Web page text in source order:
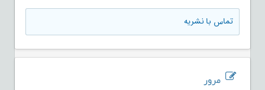
تماس با نشریه
مرور